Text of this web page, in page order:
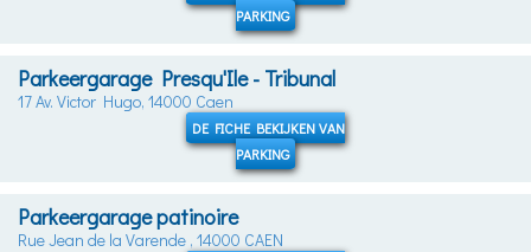
PARKING
Parkeergarage Presqu'Ile - Tribunal
17 Av. Victor Hugo, 14000 Caen
DE FICHE BEKIJKEN VAN
PARKING
Parkeergarage patinoire
Rue Jean de la Varende , 14000 CAEN